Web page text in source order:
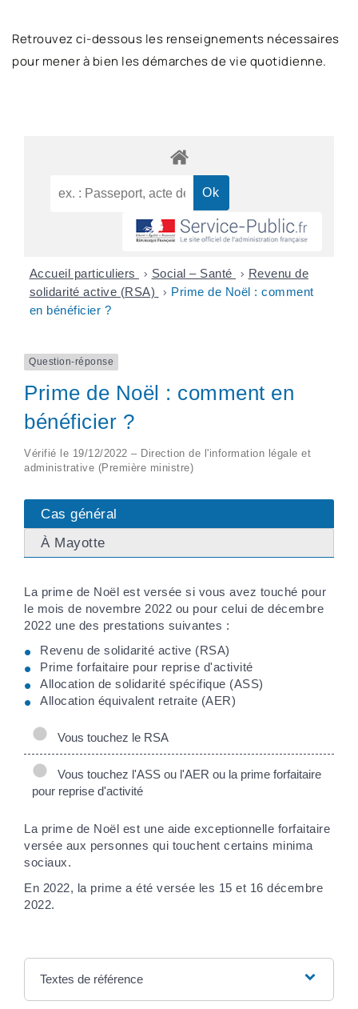
Retrouvez ci-dessous les renseignements nécessaires
pour mener à bien les démarches de vie quotidienne.
Accueil particuliers > Social – Santé > Revenu de
solidarité active (RSA)
> Prime de Noël : comment
en bénéficier ?
Question-réponse
Prime de Noël : comment en
bénéficier ?
Vérifié le 19/12/2022 – Direction de l'information légale et
administrative (Première ministre)
Cas général
À Mayotte
La prime de Noël est versée si vous avez touché pour
le mois de novembre 2022 ou pour celui de décembre
2022 une des prestations suivantes :
Revenu de solidarité active (RSA)
Prime forfaitaire pour reprise d'activité
Allocation de solidarité spécifique (ASS)
Allocation équivalent retraite (AER)
Vous touchez le RSA
Vous touchez l'ASS ou l'AER ou la prime forfaitaire
pour reprise d'activité
La prime de Noël est une aide exceptionnelle forfaitaire
versée aux personnes qui touchent certains minima
sociaux.
En 2022, la prime a été versée les 15 et 16 décembre
2022.
Textes de référence